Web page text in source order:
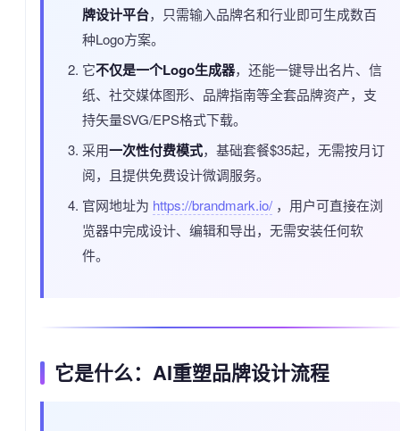
牌设计平台，只需输入品牌名和行业即可生成数百
种Logo方案。
它不仅是一个Logo生成器，还能一键导出名片、信
纸、社交媒体图形、品牌指南等全套品牌资产，支
持矢量SVG/EPS格式下载。
采用一次性付费模式，基础套餐$35起，无需按月订
阅，且提供免费设计微调服务。
官网地址为 https://brandmark.io/，用户可直接在浏
览器中完成设计、编辑和导出，无需安装任何软
件。
它是什么：AI重塑品牌设计流程